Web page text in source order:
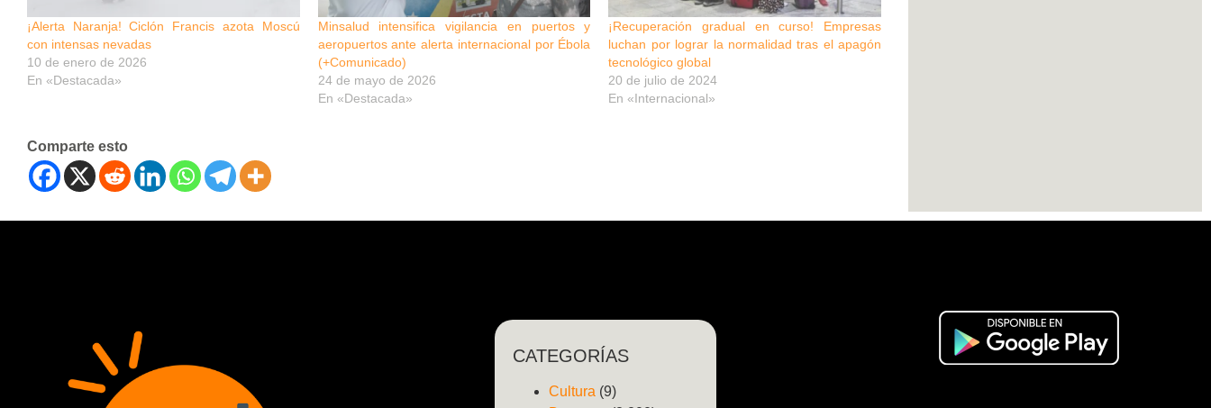
¡Alerta Naranja! Ciclón Francis azota Moscú
con intensas nevadas
10 de enero de 2026
En «Destacada»
Minsalud intensifica vigilancia en puertos y
aeropuertos ante alerta internacional por Ébola
(+Comunicado)
24 de mayo de 2026
En «Destacada»
¡Recuperación gradual en curso! Empresas
luchan por lograr la normalidad tras el apagón
tecnológico global
20 de julio de 2024
En «Internacional»
Comparte esto
CATEGORÍAS
Cultura (9)